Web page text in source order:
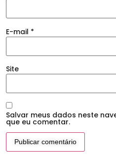
E-mail *
Site
Salvar meus dados neste
que eu comentar.